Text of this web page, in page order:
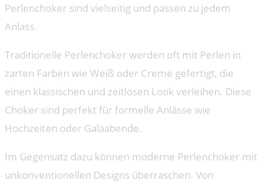
Perlenchoker sind vielseitig und passen zu jedem
Anlass.
Traditionelle Perlenchoker werden oft mit Perlen in
zarten Farben wie Weiß oder Creme gefertigt, die
einen klassischen und zeitlosen Look verleihen. Diese
Choker sind perfekt für formelle Anlässe wie
Hochzeiten oder Galaabende.
Im Gegensatz dazu können moderne Perlenchoker mit
unkonventionellen Designs überraschen. Von